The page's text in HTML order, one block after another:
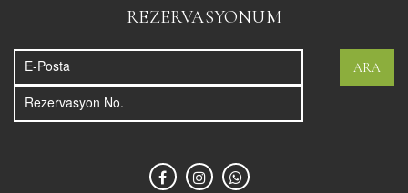
REZERVASYONUM
ARA